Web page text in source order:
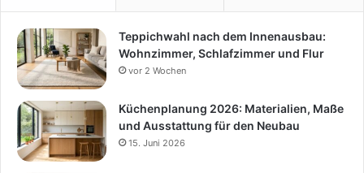
Teppichwahl nach dem Innenausbau:
Wohnzimmer, Schlafzimmer und Flur
vor 2 Wochen
Küchenplanung 2026: Materialien, Maße
und Ausstattung für den Neubau
15. Juni 2026